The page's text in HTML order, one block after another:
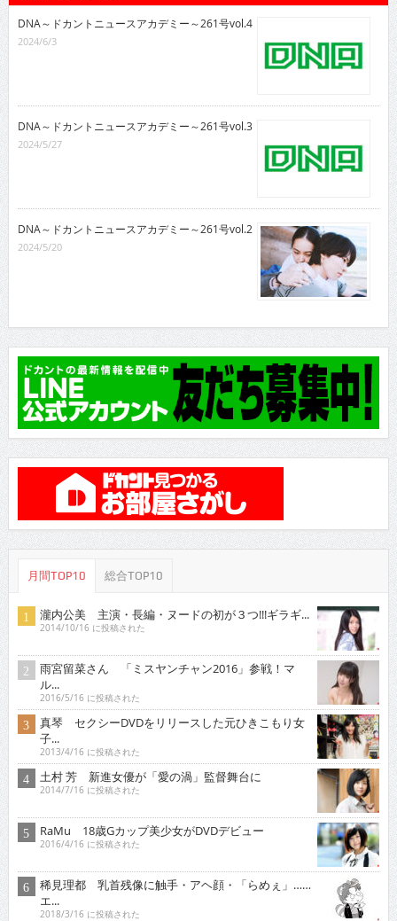
DNA～ドカントニュースアカデミー～261号vol.4
2024/6/3
DNA～ドカントニュースアカデミー～261号vol.3
2024/5/27
DNA～ドカントニュースアカデミー～261号vol.2
2024/5/20
月間TOP10 総合TOP10
瀧内公美 主演・長編・ヌードの初が３つ!!!ギラギ...
2014/10/16 に投稿された
雨宮留菜さん 「ミスヤンチャン2016」参戦！マ
ル...
2016/5/16 に投稿された
真琴 セクシーDVDをリリースした元ひきこもり女
子...
2013/4/16 に投稿された
土村 芳 新進女優が「愛の渦」監督舞台に
2014/7/16 に投稿された
RaMu 18歳Gカップ美少女がDVDデビュー
2016/4/16 に投稿された
稀見理都 乳首残像に触手・アヘ顔・「らめぇ」……
エ...
2018/3/16 に投稿された